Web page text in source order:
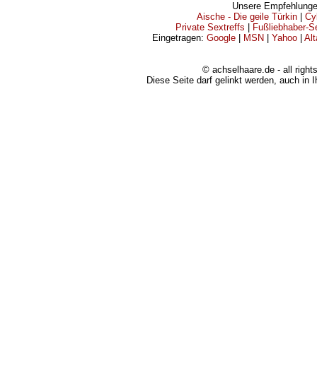
Unsere
Aische - Die geile Türkin
Private Sextreffs
Fußliebhaber-
Eingetragen: Google| MSN Yahoo|
© achselhaare.de - all
Diese Seite darf gelinkt werden, auch in